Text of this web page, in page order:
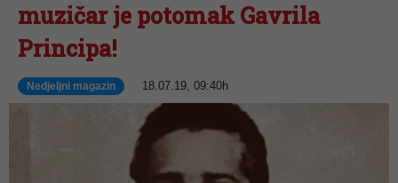
muzičar je potomak Gavrila
Principa!
Nedjeljni magazin 18.07.19, 09:40h